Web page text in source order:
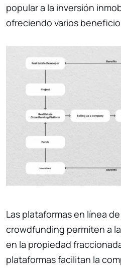
popular a la inversión
ofreciendo varios
Las plataformas en línea
crowdfunding permiten a
en la propiedad
plataformas facilitan la